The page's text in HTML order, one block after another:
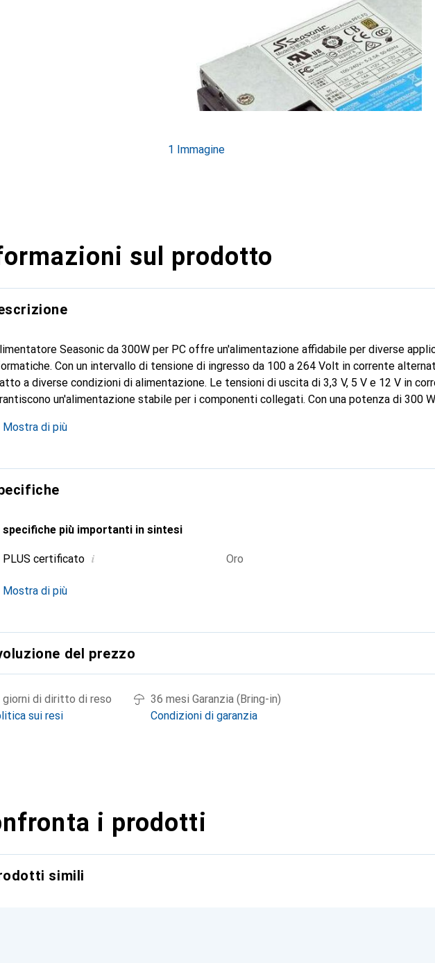
1 Immagine
sul prodotto
Seasonic da 300W per PC offre un'alimentazione affidabile per diverse
Con un intervallo di tensione di ingresso da 100 a 264 Volt in corrente
a diverse condizioni di alimentazione. Le tensioni di uscita di 3,3 V, 5 V e 12 V in
un'alimentazione stabile per i componenti collegati. Con una potenza di 300
di lunghezza, 136 mm di larghezza e 106 mm di altezza, con una profondità di 40,5 mm,
la qualità e l'affidabilità. Offre una base solida per il funzionamento dei
alla stabilità e alla longevità dell'intero sistema.
Mostra di più
specifiche più importanti in sintesi
PLUS certificato i Oro
Mostra di più
del prezzo
giorni di diritto di reso
sui resi
36 mesi Garanzia (Bring-in)
Condizioni di garanzia
i prodotti
simili